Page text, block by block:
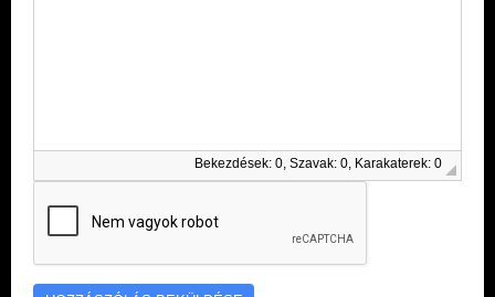
Bekezdések: 0, Szavak: 0, Karakaterek: 0